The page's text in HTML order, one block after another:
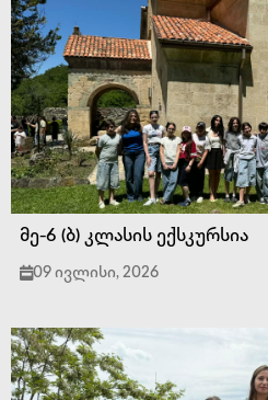
მე-6 (ბ) კლასის ექსკურსია
09 ივლისი, 2026